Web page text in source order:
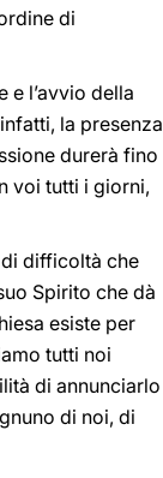
di
e l’avvio della
la presenza
durerà fino
voi tutti i giorni,
difficoltà che
Spirito che dà
esiste per
tutti noi
di annunciarlo
di noi, di